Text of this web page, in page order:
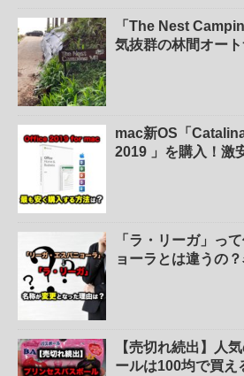
「The Nest
気抜群の林間オート
mac新OS「
2019 」を購入！激
「ラ・リーガ」っ
ョーラとは違うの
【売切れ続出】人
ールは100均で買え